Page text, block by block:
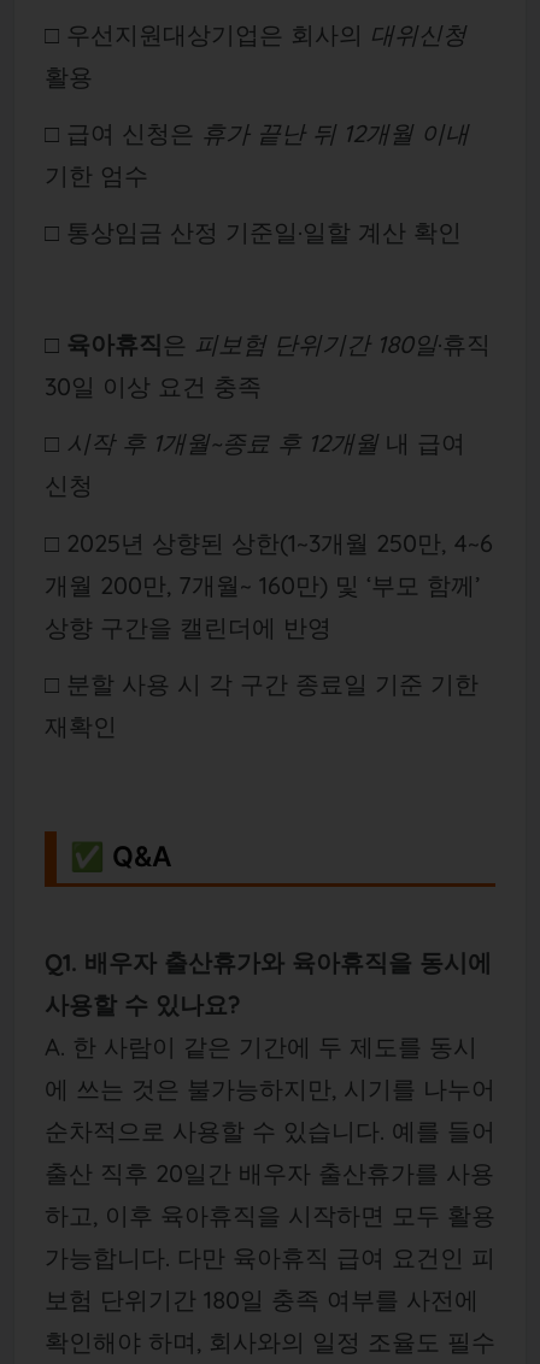
□ 우선지원대상기업은 회사의 대위신청
활용
□ 급여 신청은 휴가 끝난 뒤 12개월 이내
기한 엄수
□ 통상임금 산정 기준일·일할 계산 확인
□ 육아휴직은 피보험 단위기간 180일·휴직
30일 이상 요건 충족
□ 시작 후 1개월~종료 후 12개월내 급여
신청
□ 2025년 상향된 상한(1~3개월 250만, 4~6
개월 200만, 7개월~ 160만) 및 ‘부모 함께’
상향 구간을 캘린더에 반영
□ 분할 사용 시 각 구간 종료일 기준 기한
재확인
✅ Q&A
Q1. 배우자 출산휴가와 육아휴직을 동시에
사용할 수 있나요?
A. 한 사람이 같은 기간에 두 제도를 동시
에 쓰는 것은 불가능하지만, 시기를 나누어
순차적으로 사용할 수 있습니다. 예를 들어
출산 직후 20일간 배우자 출산휴가를 사용
하고, 이후 육아휴직을 시작하면 모두 활용
가능합니다. 다만 육아휴직 급여 요건인 피
보험 단위기간 180일 충족 여부를 사전에
확인해야 하며, 회사와의 일정 조율도 필수